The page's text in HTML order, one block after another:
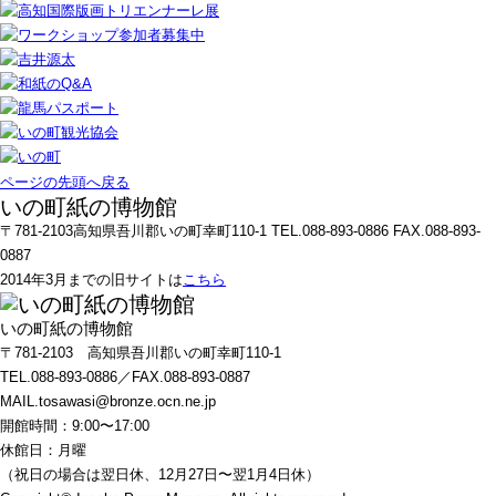
ページの先頭へ戻る
いの町紙の博物館
〒781-2103高知県吾川郡いの町幸町110-1 TEL.088-893-0886 FAX.088-893-
0887
2014年3月までの旧サイトはこちら
いの町紙の博物館
〒781-2103 高知県吾川郡いの町幸町110-1
TEL.088-893-0886／FAX.088-893-0887
MAIL.tosawasi@bronze.ocn.ne.jp
開館時間：9:00〜17:00
休館日：月曜
（祝日の場合は翌日休、12月27日〜翌1月4日休）